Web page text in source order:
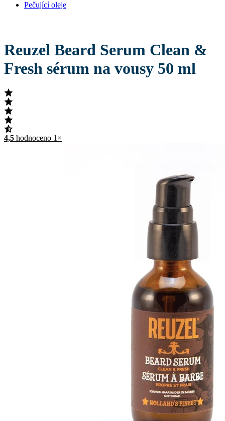
Pečující oleje
Reuzel Beard Serum Clean &
Fresh sérum na vousy 50 ml
4,5 hodnoceno 1×